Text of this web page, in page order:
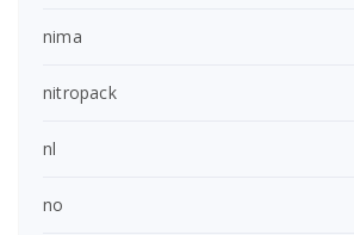
nima
nitropack
nl
no